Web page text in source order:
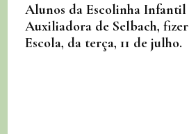
Alunos da Escolinha
Auxiliadora de Selbach,
Escola, da terça, 11 de julho.